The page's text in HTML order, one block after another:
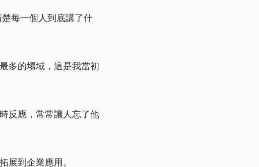
每一個人到底講了什
多的場域，這是我當初
反應，常常讓人忘了他
展到企業應用。